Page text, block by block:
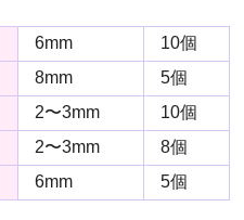
6mm
10個
8mm
5個
2〜3mm
10個
2〜3mm
8個
6mm
5個